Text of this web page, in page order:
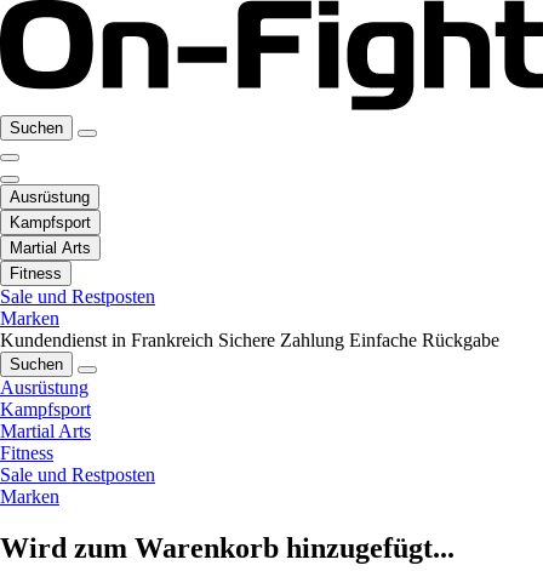
Suchen
Ausrüstung
Kampfsport
Martial Arts
Fitness
Sale und Restposten
Marken
Kundendienst in Frankreich Sichere Zahlung Einfache Rückgabe
Suchen
Ausrüstung
Kampfsport
Martial Arts
Fitness
Sale und Restposten
Marken
Wird zum Warenkorb hinzugefügt...